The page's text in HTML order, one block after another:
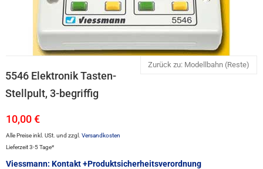
Zurück zu: Modellbahn (Reste)
5546 Elektronik Tasten-
Stellpult, 3-begriffig
10,00 €
Alle Preise inkl. USt. und zzgl. Versandkosten
Lieferzeit 3-5 Tage*
Viessmann: Kontakt +Produktsicherheitsverordnung